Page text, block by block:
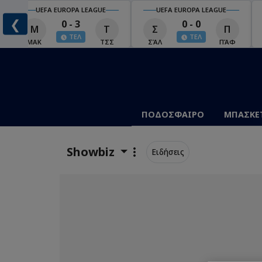
❮
UEFA EUROPA LEAGUE
Μ
ΜΑΚ
0 - 3
ΤΕΛ
Τ
ΤΣΣ
UEFA EUROPA LEAGUE
Σ
ΣΆΛ
0 - 0
ΤΕΛ
Π
ΠΆΦ
ΠΟΔΟΣΦΑΙΡΟ
Showbiz Ειδήσεις